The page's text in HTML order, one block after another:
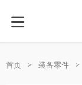
首页 > 装备零件 >